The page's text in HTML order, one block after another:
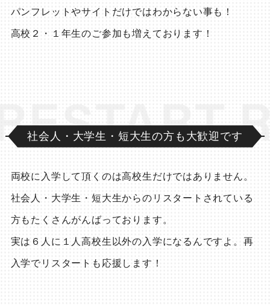
パンフレットやサイトだけではわからない事も！
高校２・１年生のご参加も増えております！
社会人・大学生・短大生の方も大歓迎です
両校に入学して頂くのは高校生だけではありません。
社会人・大学生・短大生からのリスタートされている
方もたくさんがんばっております。
実は６人に１人高校生以外の入学になるんですよ。再
入学でリスタートも応援します！